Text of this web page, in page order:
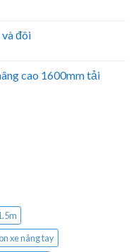
đôi
cao 1600mm tải
xe nâng tay